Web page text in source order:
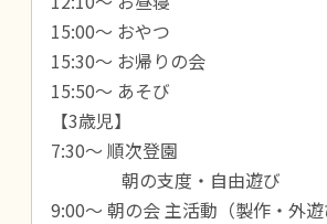
15:00～ おやつ
15:30～ お帰りの会
15:50～ あそび
【3歳児】
7:30～ 順次登園
朝の支度・自由遊び
9:00～ 朝の会 主活動（製作・外